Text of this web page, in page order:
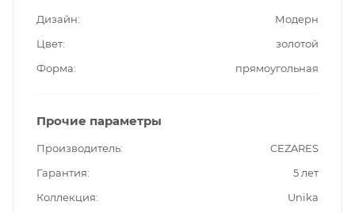
Дизайн
Модерн
Цвет
золотой
Форма
прямоугольная
Прочие параметры
Производитель
CEZARES
Гарантия
5 лет
Коллекция
Unika